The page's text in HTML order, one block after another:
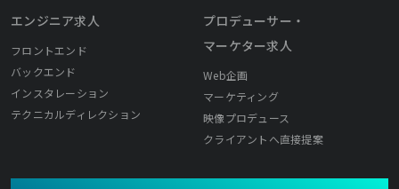
エンジニア求人
フロントエンド
バックエンド
インスタレーション
テクニカルディレクション
プロデューサー・
マーケター求人
Web企画
マーケティング
映像プロデュース
クライアントへ直接提案